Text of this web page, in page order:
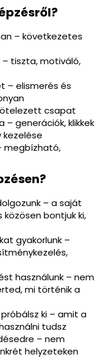
– következetes
– tiszta, motiváló,
– elismerés és
csapat
– generációk, klikkek
megbízható,
– a saját
bontjuk ki,
gyakorlunk –
használunk – nem
mi történik a
ki – amit a
tudsz
– nem
helyzeteken